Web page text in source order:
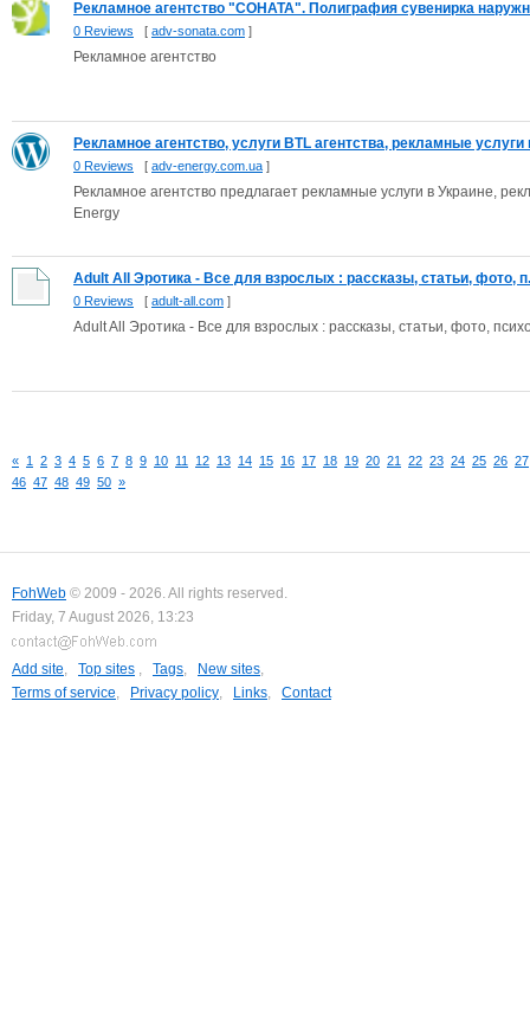
Рекламное агентство "СОНАТА". Полиграфия сувенирка
0 Reviews [ adv-sonata.com ]
Рекламное агентство
Рекламное агентство, услуги BTL агентства, рекламные услуги
0 Reviews [ adv-energy.com.ua ]
Рекламное агентство предлагает рекламные услуги в Украине,
Energy
Adult All Эротика - Все для взрослых : рассказы, статьи, фото,
0 Reviews [ adult-all.com ]
Adult All Эротика - Все для взрослых : рассказы, статьи, фото,
« 1 2 3 4 5 6 7 8 9 10 11 12 13 14 15 16 17 18 19 20 21 22 23 24 25 26 27
46 47 48 49 50 »
FohWeb © 2009 - 2026. All rights reserved.
Friday, 7 August 2026, 13:23
Add site, Top sites , Tags, New sites,
Terms of service, Privacy policy, Links, Contact